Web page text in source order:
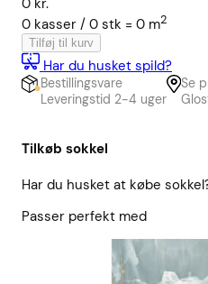
0 kr.
0 kasser / 0 stk = 0 m2
Tilføj til kurv
Har du husket spild?
Bestillingsvare
Leveringstid 2-4 uger
Se
Tilkøb sokkel
Har du husket at købe
Passer perfekt med